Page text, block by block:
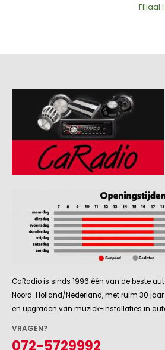
Filiaal
CaRadio is sinds 1996 één van de beste
Noord-Holland/Nederland, met ruim 30
en upgraden van muziek-installaties in
VRAGEN?
072-5729992